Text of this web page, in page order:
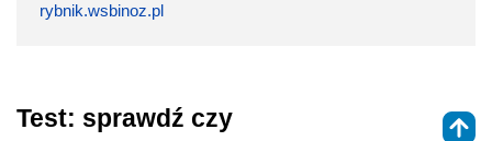
rybnik.wsbinoz.pl
Test: sprawdź czy